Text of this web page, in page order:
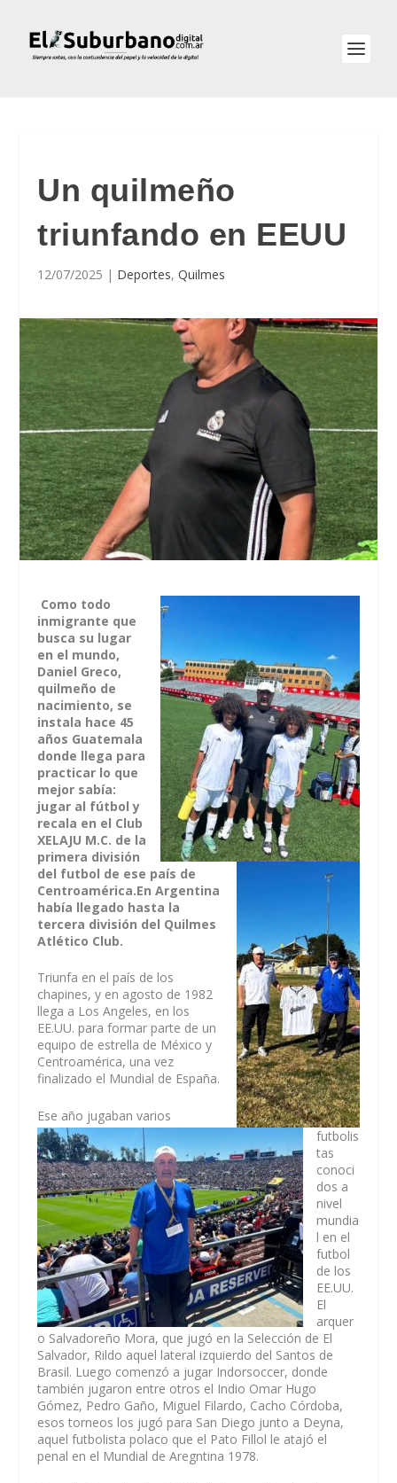
Un quilmeño
triunfando en EEUU
12/07/2025 | Deportes,Quilmes
Como todo
inmigrante que
busca su lugar
en el mundo,
Daniel Greco,
quilmeño de
nacimiento, se
instala hace 45
años Guatemala
donde llega para
practicar lo que
mejor sabía:
jugar al fútbol y
recala en el Club
XELAJU M.C. de la
primera división
del futbol de ese país de
Centroamérica.En Argentina
había llegado hasta la
tercera división del Quilmes
Atlético Club.
Triunfa en el país de los
chapines, y en agosto de 1982
llega a Los Angeles, en los
EE.UU. para formar parte de un
equipo de estrella de México y
Centroamérica, una vez
finalizado el Mundial de España.
Ese año jugaban varios
futbolis
tas
conoci
dos a
nivel
mundia
l en el
futbol
de los
EE.UU.
El
arquer
o Salvadoreño Mora, que jugó en la Selección de El
Salvador, Rildo aquel lateral izquierdo del Santos de
Brasil. Luego comenzó a jugar Indorsoccer, donde
también jugaron entre otros el Indio Omar Hugo
Gómez, Pedro Gaño, Miguel Filardo, Cacho Córdoba,
esos torneos los jugó para San Diego junto a Deyna,
aquel futbolista polaco que el Pato Fillol le atajó el
penal en el Mundial de Aregntina 1978.